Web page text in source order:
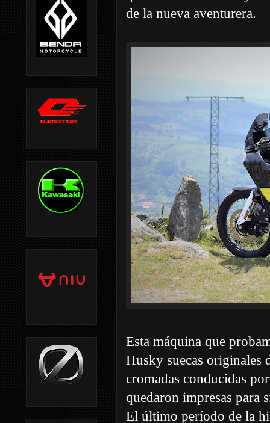
de la nueva aventurera.
Esta máquina que
Husky suecas originales
cromadas conducidas
quedaron impresas para
El último período de la